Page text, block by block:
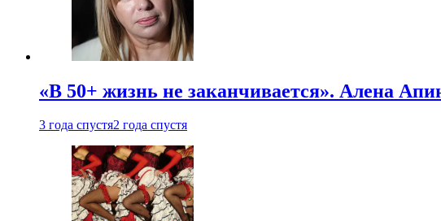
«В 50+ жизнь не заканчивается». Алена
3 года спустя2 года спустя